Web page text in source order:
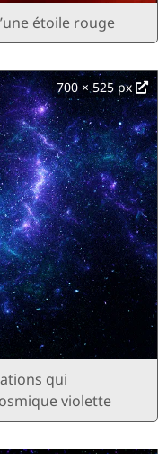
étoile rouge
700 × 525 px
qui
violette